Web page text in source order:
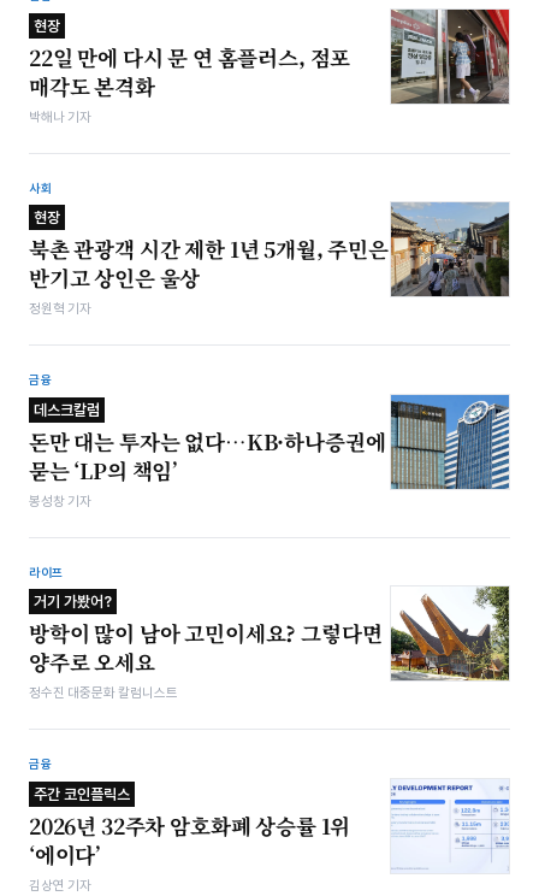
현장
22일 만에 다시 문 연 홈플러스, 점포
매각도 본격화
박해나 기자
사회
현장
북촌 관광객 시간 제한 1년 5개월, 주민은
반기고 상인은 울상
정원혁 기자
금융
데스크칼럼
돈만 대는 투자는 없다…KB·하나증권에
묻는 ‘LP의 책임’
봉성창 기자
라이프
거기 가봤어?
방학이 많이 남아 고민이세요? 그렇다면
양주로 오세요
정수진 대중문화 칼럼니스트
금융
주간 코인플릭스
2026년 32주차 암호화폐 상승률 1위
‘에이다’
김상연 기자